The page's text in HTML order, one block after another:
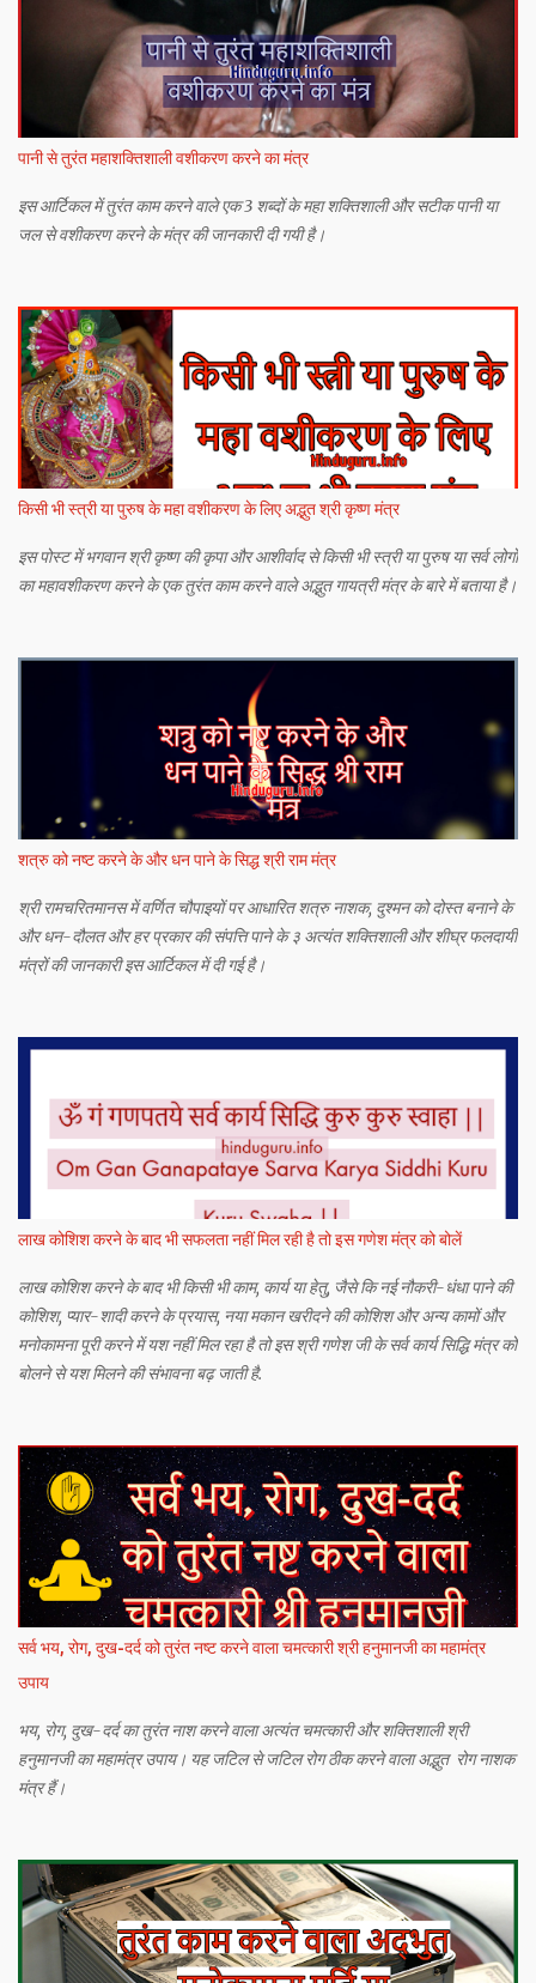
पानी से तुरंत महाशक्तिशाली वशीकरण करने का मंत्र
इस आर्टिकल में तुरंत काम करने वाले एक 3 शब्दों के महा शक्तिशाली और सटीक पानी या
जल से वशीकरण करने के मंत्र की जानकारी दी गयी है।
किसी भी स्त्री या पुरुष के महा वशीकरण के लिए अद्भुत श्री कृष्ण मंत्र
इस पोस्ट में भगवान श्री कृष्ण की कृपा और आशीर्वाद से किसी भी स्त्री या पुरुष या सर्व लोगों
का महावशीकरण करने के एक तुरंत काम करने वाले अद्भुत गायत्री मंत्र के बारे में बताया है।
शत्रु को नष्ट करने के और धन पाने के सिद्ध श्री राम मंत्र
श्री रामचरितमानस में वर्णित चौपाइयों पर आधारित शत्रु नाशक, दुश्मन को दोस्त बनाने के
और धन-दौलत और हर प्रकार की संपत्ति पाने के ३ अत्यंत शक्तिशाली और शीघ्र फलदायी
मंत्रों की जानकारी इस आर्टिकल में दी गई है।
लाख कोशिश करने के बाद भी सफलता नहीं मिल रही है तो इस गणेश मंत्र को बोलें
लाख कोशिश करने के बाद भी किसी भी काम, कार्य या हेतु, जैसे कि नई नौकरी-धंधा पाने की
कोशिश, प्यार-शादी करने के प्रयास, नया मकान खरीदने की कोशिश और अन्य कामों और
मनोकामना पूरी करने में यश नहीं मिल रहा है तो इस श्री गणेश जी के सर्व कार्य सिद्धि मंत्र को
बोलने से यश मिलने की संभावना बढ़ जाती है.
सर्व भय, रोग, दुख-दर्द को तुरंत नष्ट करने वाला चमत्कारी श्री हनुमानजी का महामंत्र
उपाय
भय, रोग, दुख-दर्द का तुरंत नाश करने वाला अत्यंत चमत्कारी और शक्तिशाली श्री
हनुमानजी का महामंत्र उपाय। यह जटिल से जटिल रोग ठीक करने वाला अद्भुत रोग नाशक
मंत्र हैं।